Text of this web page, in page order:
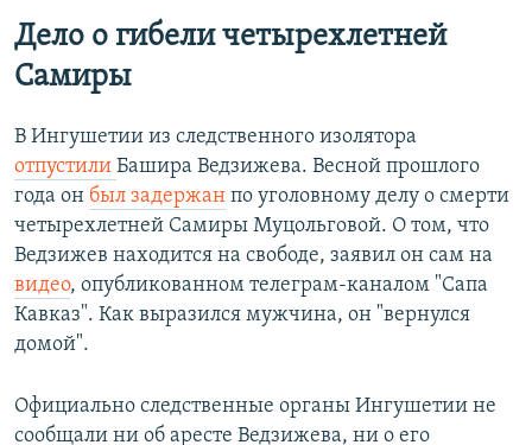
Дело о гибели четырехлетней
Самиры
В Ингушетии из следственного изолятора
отпустили Башира Ведзижева. Весной прошлого
года он был задержан по уголовному делу о смерти
четырехлетней Самиры Муцольговой. О том, что
Ведзижев находится на свободе, заявил он сам на
видео, опубликованном телеграм-каналом "Сапа
Кавказ". Как выразился мужчина, он "вернулся
домой".
Официально следственные органы Ингушетии не
сообщали ни об аресте Ведзижева, ни о его